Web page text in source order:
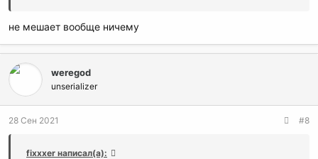
не мешает вообще ничему
weregod
unserializer
28 Сен 2021 #8
fixxxer написал(а):